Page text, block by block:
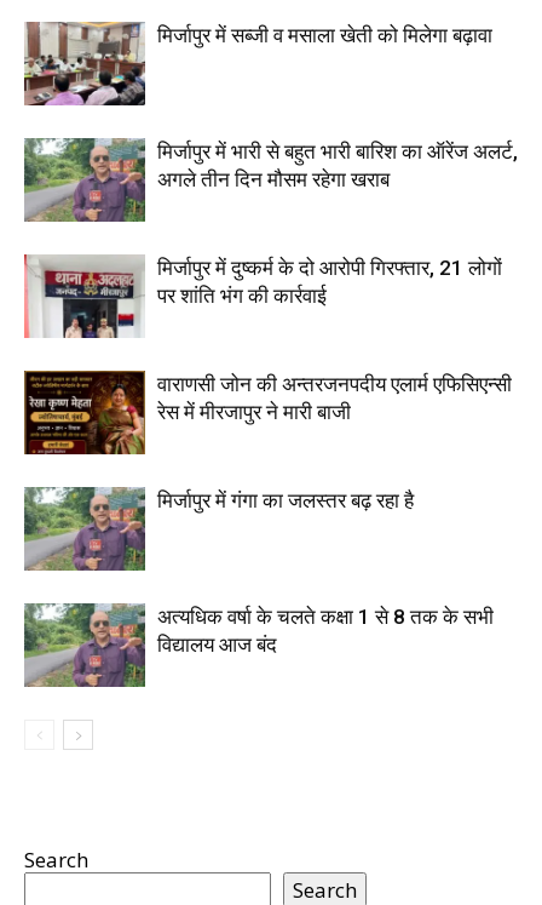
मिर्जापुर में सब्जी व मसाला खेती को मिलेगा बढ़ावा
मिर्जापुर में भारी से बहुत भारी बारिश का ऑरेंज अलर्ट,
अगले तीन दिन मौसम रहेगा खराब
मिर्जापुर में दुष्कर्म के दो आरोपी गिरफ्तार, 21 लोगों
पर शांति भंग की कार्रवाई
वाराणसी जोन की अन्तरजनपदीय एलार्म एफिसिएन्सी
रेस में मीरजापुर ने मारी बाजी
मिर्जापुर में गंगा का जलस्तर बढ़ रहा है
अत्यधिक वर्षा के चलते कक्षा 1 से 8 तक के सभी
विद्यालय आज बंद
Search
Search